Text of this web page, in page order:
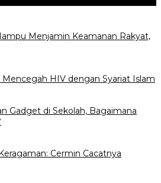
Menjamin Keamanan Rakyat,
Mencegah HIV dengan Syariat Islam
Gadget di Sekolah, Bagaimana
Cermin Cacatnya